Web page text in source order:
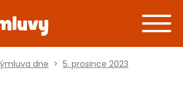
dne > 5. prosince 2023